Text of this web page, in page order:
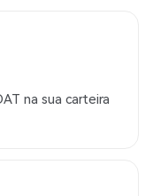
na sua carteira